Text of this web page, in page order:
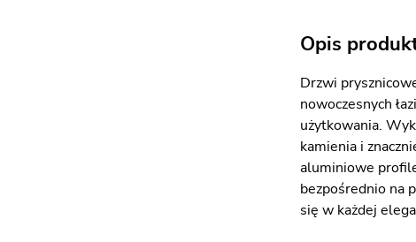
Opis
Drzwi
nowoczesnych
użytkowania.
kamienia i
aluminiowe
bezpośrednio na
się w każdej